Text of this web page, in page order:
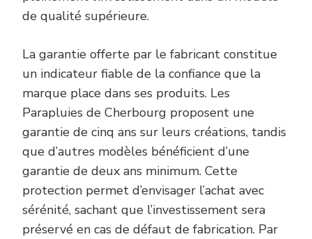
de qualité supérieure.
La garantie offerte par le fabricant constitue
un indicateur fiable de la confiance que la
marque place dans ses produits. Les
Parapluies de Cherbourg proposent une
garantie de cinq ans sur leurs créations, tandis
que d’autres modèles bénéficient d’une
garantie de deux ans minimum. Cette
protection permet d’envisager l’achat avec
sérénité, sachant que l’investissement sera
préservé en cas de défaut de fabrication. Par